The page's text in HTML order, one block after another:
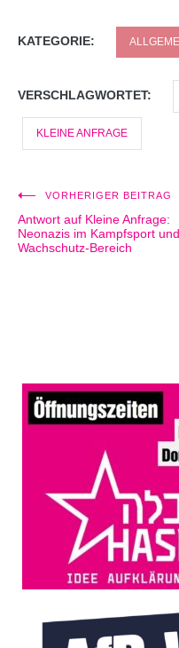
KATEGORIE:
VERSCHLAGWORTET:
KLEINE ANFRAGE
VORHERIGER BEITRAG
Antwort auf Kleine Anfrage:
Neonazis im Kampfsport und
Wachschutz-Bereich